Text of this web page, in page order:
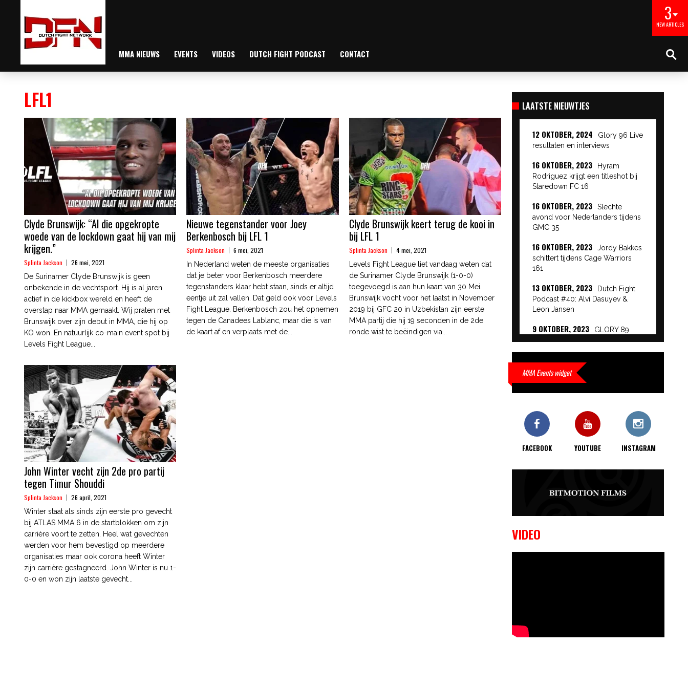
3
NEW ARTICLES
MMA NIEUWS EVENTS VIDEOS DUTCH FIGHT PODCAST CONTACT
LFL1
Clyde Brunswijk: “Al die opgekropte
woede van de lockdown gaat hij van mij
krijgen.”
Splinta Jackson 26 mei, 2021
De Surinamer Clyde Brunswijk is geen
onbekende in de vechtsport. Hij is al jaren
actief in de kickbox wereld en heeft de
overstap naar MMA gemaakt. Wij praten met
Brunswijk over zijn debut in MMA, die hij op
KO won. En natuurlijk co-main event spot bij
Levels Fight League...
Nieuwe tegenstander voor Joey
Berkenbosch bij LFL 1
Splinta Jackson 6 mei, 2021
In Nederland weten de meeste organisaties
dat je beter voor Berkenbosch meerdere
tegenstanders klaar hebt staan, sinds er altijd
eentje uit zal vallen. Dat geld ook voor Levels
Fight League. Berkenbosch zou het opnemen
tegen de Canadees Lablanc, maar die is van
de kaart af en verplaats met de...
Clyde Brunswijk keert terug de kooi in
bij LFL 1
Splinta Jackson 4 mei, 2021
Levels Fight League liet vandaag weten dat
de Surinamer Clyde Brunswijk (1-0-0)
toegevoegd is aan hun kaart van 30 Mei.
Brunswijk vocht voor het laatst in November
2019 bij GFC 20 in Uzbekistan zijn eerste
MMA partij die hij 19 seconden in de 2de
ronde wist te beëindigen via...
John Winter vecht zijn 2de pro partij
tegen Timur Shouddi
Splinta Jackson 26 april, 2021
Winter staat als sinds zijn eerste pro gevecht
bij ATLAS MMA 6 in de startblokken om zijn
carrière voort te zetten. Heel wat gevechten
werden voor hem bevestigd op meerdere
organisaties maar ook corona heeft Winter
zijn carrière gestagneerd. John Winter is nu 1-
0-0 en won zijn laatste gevecht...
LAATSTE NIEUWTJES
12 OKTOBER, 2024
Glory 96 Live
resultaten en interviews
16 OKTOBER, 2023
Hyram
Rodriguez krijgt een titleshot bij
Staredown FC 16
16 OKTOBER, 2023
Slechte
avond voor Nederlanders tijdens
GMC 35
16 OKTOBER, 2023
Jordy Bakkes
schittert tijdens Cage Warriors
161
13 OKTOBER, 2023
Dutch Fight
Podcast #40: Alvi Dasuyev &
Leon Jansen
9 OKTOBER, 2023
GLORY 89
Beatdown 9 Event Results
interviews hier
9 OKTOBER, 2023
Alvi Dasuyev
gemaakt is…
9 OKTOBER, 2023
CWA Lowlands 7
MMA Events widget
FACEBOOK YOUTUBE INSTAGRAM
VIDEO